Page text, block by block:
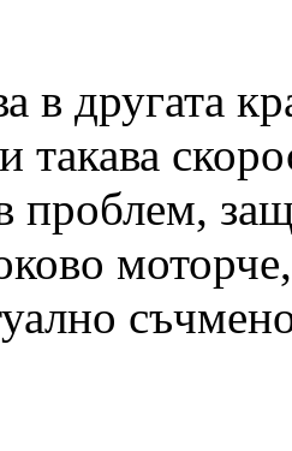
в другата
такава
проблем,